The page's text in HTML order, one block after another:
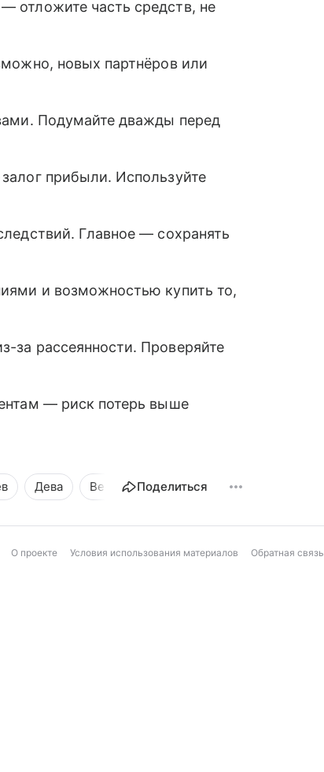
отложите часть средств, не
новых партнёров или
Подумайте дважды перед
прибыли. Используйте
Главное — сохранять
и возможностью купить то,
за рассеянности. Проверяйте
— риск потерь выше
Дева Весы Скорпион Стрелец
Поделиться
О проекте Условия использования материалов Обратная связь